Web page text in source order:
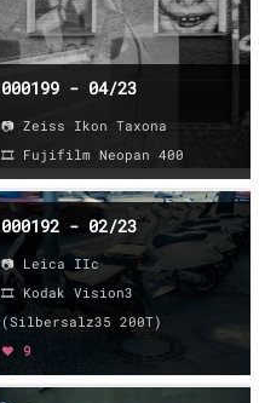
000199 - 04/23
📷 Zeiss Ikon Taxona
🎞️ Fujifilm Neopan 400
000192 - 02/23
📷 Leica IIc
🎞️ Kodak Vision3
(Silbersalz35 200T)
❤️ 9